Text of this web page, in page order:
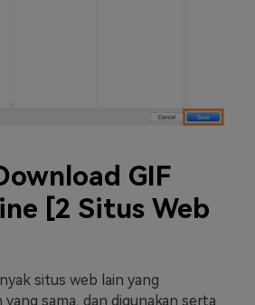
GIF
[2 Situs Web
situs web lain yang
sama, dan digunakan serta